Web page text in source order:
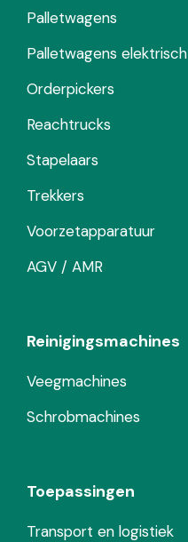
Palletwagens
Palletwagens elektrisch
Orderpickers
Reachtrucks
Stapelaars
Trekkers
Voorzetapparatuur
AGV / AMR
Reinigingsmachines
Veegmachines
Schrobmachines
Toepassingen
Transport en logistiek